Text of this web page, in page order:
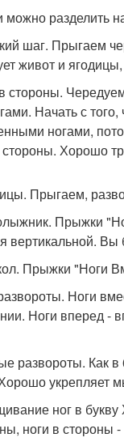
разделить
шаг. Прыгаем
живот и
стороны.
Начать с
ногами,
стороны. Хорошо
Прыгаем,
Прыжки
вертикальной.
Прыжки "Ноги
Ноги
Ноги вперед -
развороты. Как
укрепляет
ног в
ноги в стороны